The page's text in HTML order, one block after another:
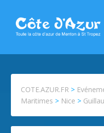
COTE.AZUR.FR >
Maritimes > Nice >